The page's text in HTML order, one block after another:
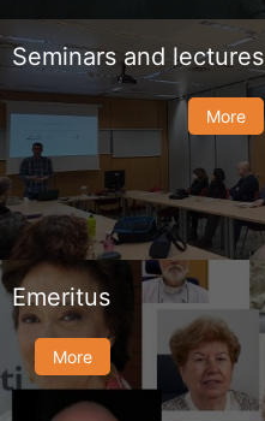
Seminars and lectures
More
Emeritus
More